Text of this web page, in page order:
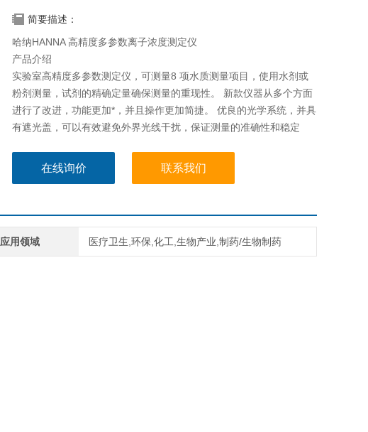
简要描述：
哈纳HANNA 高精度多参数离子浓度测定仪
产品介绍
实验室高精度多参数测定仪，可测量8 项水质测量项目，使用水剂或
粉剂测量，试剂的精确定量确保测量的重现性。 新款仪器从多个方面
进行了改进，功能更加*，并且操作更加简捷。 优良的光学系统，并具
有遮光盖，可以有效避免外界光线干扰，保证测量的准确性和稳定
在线询价 联系我们
应用领域 医疗卫生,环保,化工,生物产业,制药/生物制药